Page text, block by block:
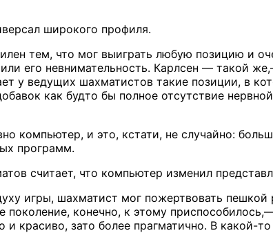
широкого профиля.
тем, что мог выиграть любую позицию и
его невнимательность. Карлсен — такой
у ведущих шахматистов такие позиции, в
как будто бы полное отсутствие
компьютер, и это, кстати, не случайно:
программ.
считает, что компьютер изменил
игры, шахматист мог пожертвовать пешкой
конечно, к этому
красиво, зато более прагматично. В какой-